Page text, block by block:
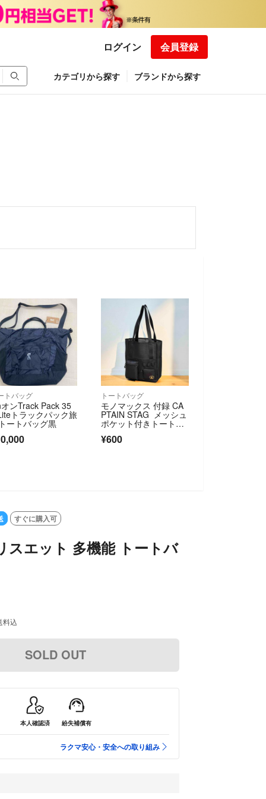
ログイン 会員登録
カテゴリから探す ブランドから探す
トバッグ
ンTrack Pack 35
トラックパック旅
ートバッグ黒
トートバッグ
モノマックス 付録 CA
PTAIN STAG メッシュ
ポケット付きトートバ
ッグ
¥600
すぐに購入可
スエット 多機能 トートバ
料込
SOLD OUT
本人確認済 紛失補償有
ラクマ安心・安全への取り組み